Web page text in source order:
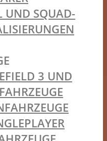
UND SQUAD-
3 UND